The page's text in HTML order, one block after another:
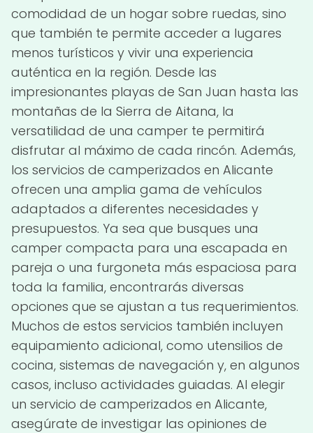
comodidad de un hogar sobre ruedas, sino
que también te permite acceder a lugares
menos turísticos y vivir una experiencia
auténtica en la región. Desde las
impresionantes playas de San Juan hasta las
montañas de la Sierra de Aitana, la
versatilidad de una camper te permitirá
disfrutar al máximo de cada rincón. Además,
los servicios de camperizados en Alicante
ofrecen una amplia gama de vehículos
adaptados a diferentes necesidades y
presupuestos. Ya sea que busques una
camper compacta para una escapada en
pareja o una furgoneta más espaciosa para
toda la familia, encontrarás diversas
opciones que se ajustan a tus requerimientos.
Muchos de estos servicios también incluyen
equipamiento adicional, como utensilios de
cocina, sistemas de navegación y, en algunos
casos, incluso actividades guiadas. Al elegir
un servicio de camperizados en Alicante,
asegúrate de investigar las opiniones de